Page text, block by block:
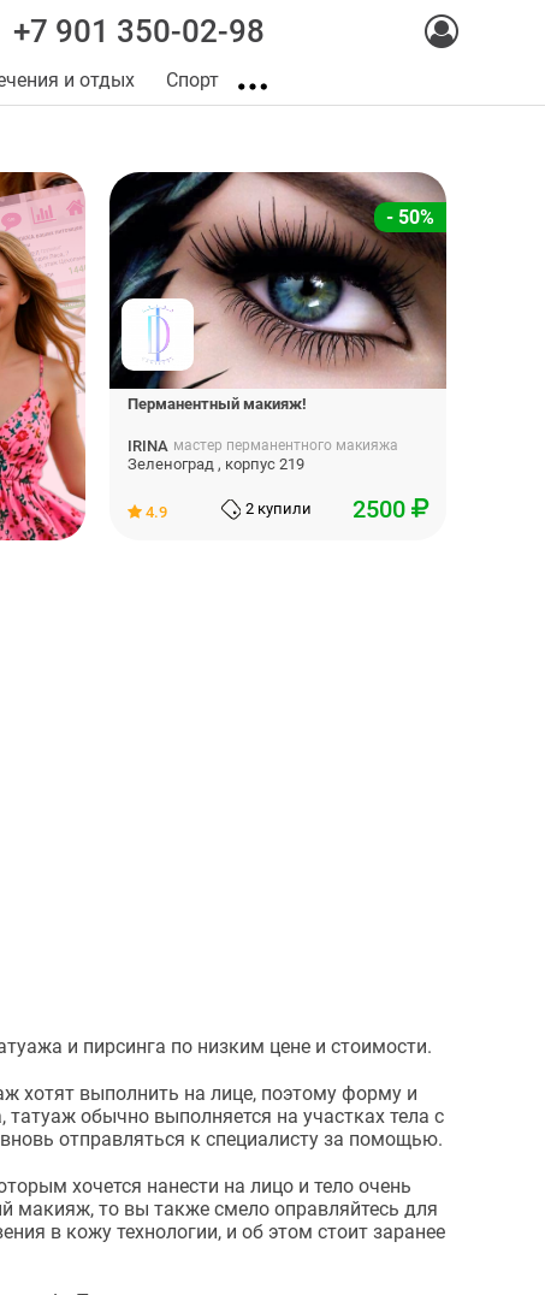
+7 901 350-02-98
и отдых Спорт
- 50%
Перманентный макияж!
IRINA мастер перманентного макияжа
Зеленоград , корпус 219
4.9 2 купили 2500
и пирсинга по низким цене и стоимости.
хотят выполнить на лице, поэтому форму и
обычно выполняется на участках тела с
отправляться к специалисту за помощью.
хочется нанести на лицо и тело очень
макияж, то вы также смело оправляйтесь для
в кожу технологии, и об этом стоит заранее